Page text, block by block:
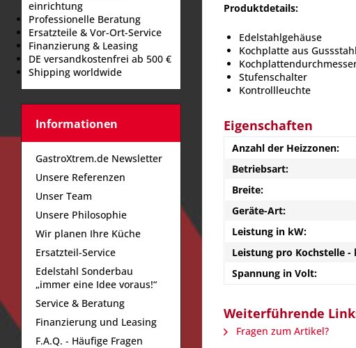
einrichtung
Professionelle Beratung
Ersatzteile & Vor-Ort-Service
Finanzierung & Leasing
DE versandkostenfrei ab 500 €
Shipping worldwide
Informationen
GastroXtrem.de Newsletter
Unsere Referenzen
Unser Team
Unsere Philosophie
Wir planen Ihre Küche
Ersatzteil-Service
Edelstahl Sonderbau
„immer eine Idee voraus!“
Service & Beratung
Finanzierung und Leasing
F.A.Q. - Häufige Fragen
Produktdetails:
Edelstahlgehäuse
Kochplatte aus Gussstahl
Stufenschalter
Kontrollleuchte
Eigenschaften
Anzahl der Heizzonen:
Betriebsart:
Breite:
Geräte-Art:
Leistung in kW:
Leistung pro Kochstelle -
Spannung in Volt:
Weiterführende
Fragen zum Artikel?